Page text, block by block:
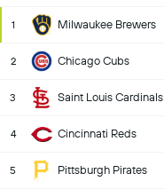
1 Milwaukee Brewers
2 Chicago Cubs
3 Saint Louis Cardinals
4 Cincinnati Reds
5 Pittsburgh Pirates